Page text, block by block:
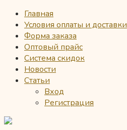
Главная
Условия оплаты и доставки
Форма заказа
Оптовый прайс
Система скидок
Новости
Статьи
Вход
Регистрация